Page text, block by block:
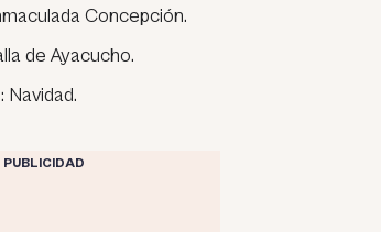
Concepción.
de Ayacucho.
PUBLICIDAD